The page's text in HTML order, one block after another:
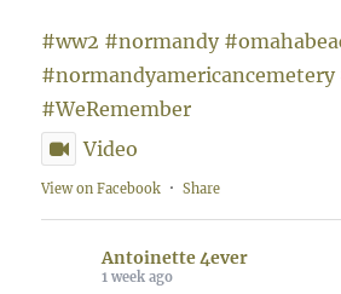
#ww2 #normandy
#normandyamericancemetery
#WeRemember
Video
View on Facebook · Share
Antoinette 4ever
1 week ago